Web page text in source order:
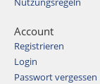
Account
Registrieren
Login
Passwort vergessen